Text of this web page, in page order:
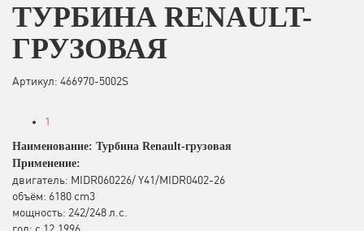
ТУРБИНА RENAULT-
ГРУЗОВАЯ
Артикул: 466970-5002S
1
Наименование: Турбина Renault-грузовая
Применение:
двигатель: MIDR060226/ Y41/MIDR0402-26
объём: 6180 cm3
мощность: 242/248 л.с.